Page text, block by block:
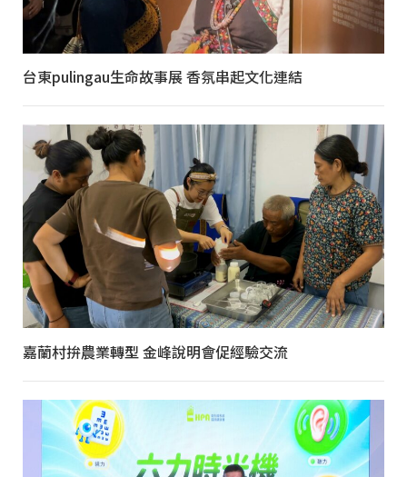
台東pulingau生命故事展 香氛串起文化連結
嘉蘭村拚農業轉型 金峰說明會促經驗交流